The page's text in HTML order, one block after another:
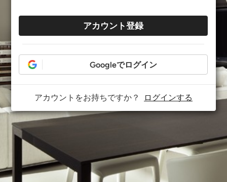
アカウント登録
Googleでログイン
アカウントをお持ちですか？ ログインする